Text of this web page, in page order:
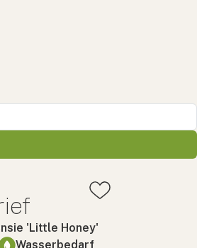
'Little Honey'
Wasserbedarf